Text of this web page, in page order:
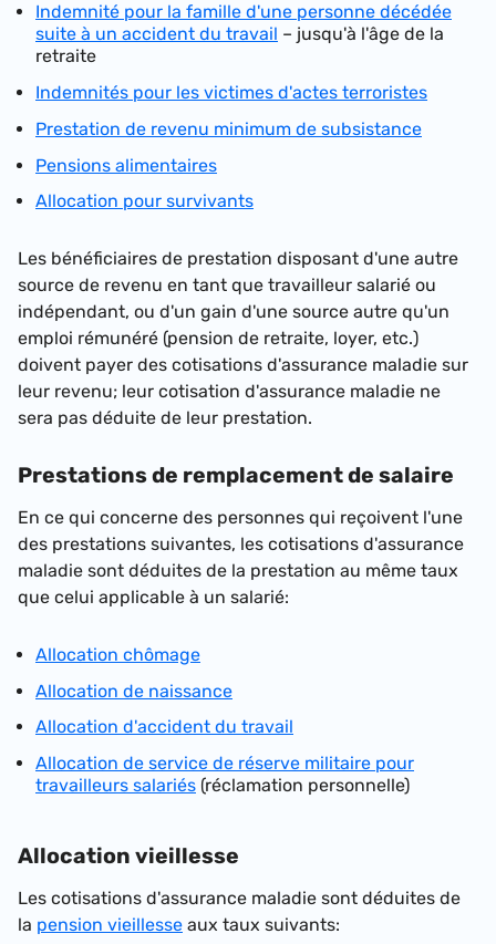
Indemnité pour la famille d'une personne décédée
suite à un accident du travail – jusqu'à l'âge de la
retraite
Indemnités pour les victimes d'actes terroristes
Prestation de revenu minimum de subsistance
Pensions alimentaires
Allocation pour survivants
Les bénéficiaires de prestation disposant d'une autre
source de revenu en tant que travailleur salarié ou
indépendant, ou d'un gain d'une source autre qu'un
emploi rémunéré (pension de retraite, loyer, etc.)
doivent payer des cotisations d'assurance maladie sur
leur revenu; leur cotisation d'assurance maladie ne
sera pas déduite de leur prestation.
Prestations de remplacement de salaire
En ce qui concerne des personnes qui reçoivent l'une
des prestations suivantes, les cotisations d'assurance
maladie sont déduites de la prestation au même taux
que celui applicable à un salarié:
Allocation chômage
Allocation de naissance
Allocation d'accident du travail
Allocation de service de réserve militaire pour
travailleurs salariés (réclamation personnelle)
Allocation vieillesse
Les cotisations d'assurance maladie sont déduites de
la pension vieillesse aux taux suivants: